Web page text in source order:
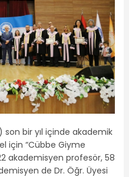
son bir yıl içinde akademik
için “Cübbe Giyme
akademisyen profesör, 58
de Dr. Öğr. Üyesi